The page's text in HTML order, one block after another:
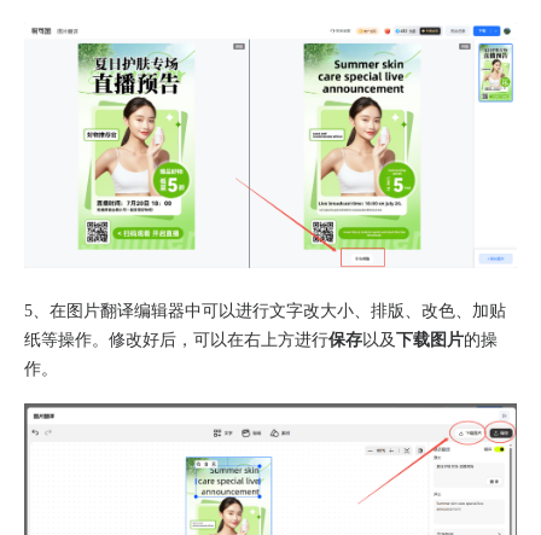
5、 在图片翻译编辑器中可以进行文字改大小、排版、改色、加贴
纸等操作。修改好后，可以在右上方进行保存以及下载图片的操
作。